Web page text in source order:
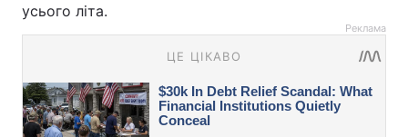
усього літа.
Реклама